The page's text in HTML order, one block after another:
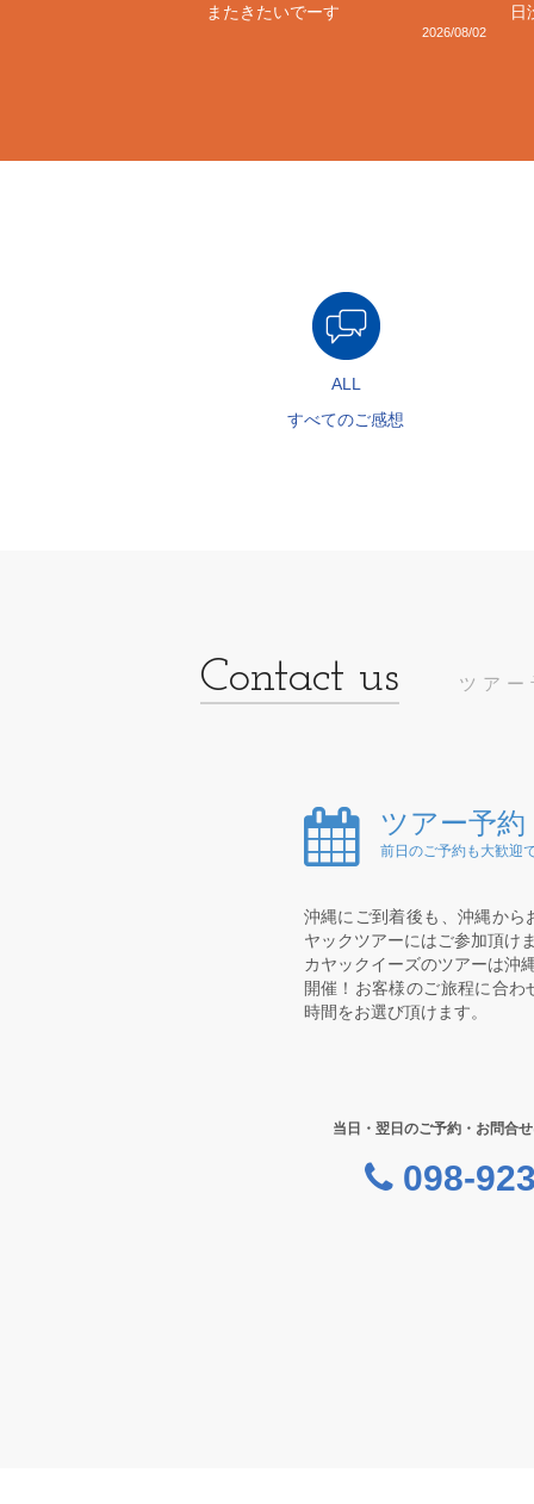
またきたいでーす
2026/08/02
日
ALL
すべてのご感想
ツア
ツアー予約
前日のご予約も大歓迎
沖縄にご到着後も、沖縄から
ヤックツアーにはご参加頂け
カヤックイーズのツアーは沖
開催！お客様のご旅程に合わ
時間をお選び頂けます。
当日・翌日のご予約・お問合
098-